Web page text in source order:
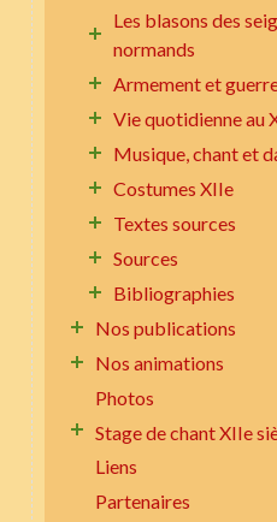
Les blasons des
normands
Armement et
Vie quotidienne au
Musique, chant et
Costumes XIIe
Textes sources
Sources
Bibliographies
Nos publications
Nos animations
Photos
Stage de chant XIIe
Liens
Partenaires